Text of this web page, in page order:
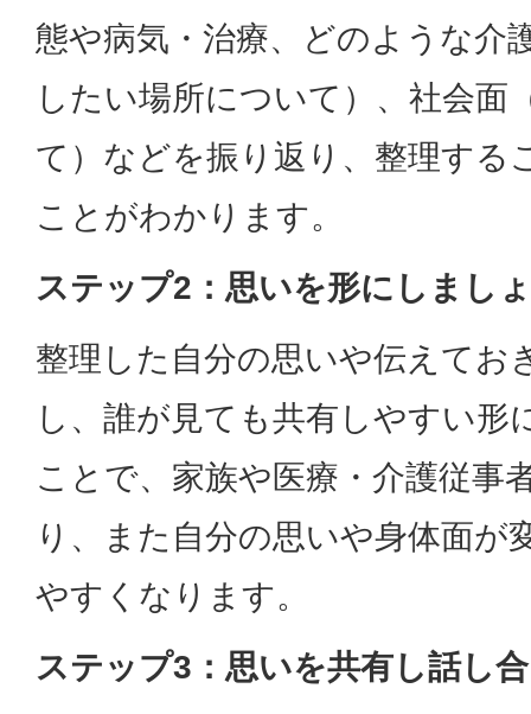
態や病気・治療、どのような介
したい場所について）、社会面
て）などを振り返り、整理する
ことがわかります。
ステップ2：思いを形にしまし
整理した自分の思いや伝えてお
し、誰が見ても共有しやすい形
ことで、家族や医療・介護従事
り、また自分の思いや身体面が
やすくなります。
ステップ3：思いを共有し話し